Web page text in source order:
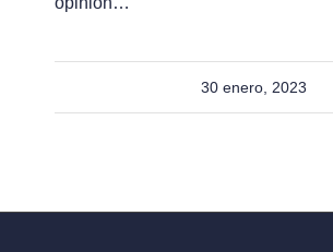
30 enero, 2023